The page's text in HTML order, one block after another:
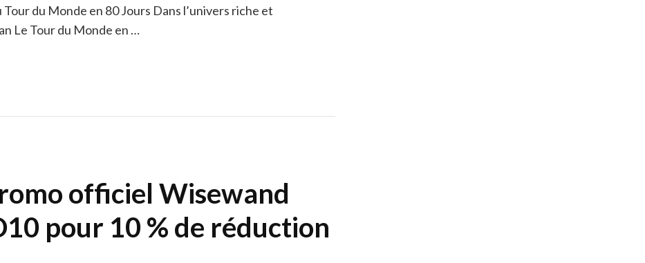
du Monde en 80 Jours Dans l’univers riche et
Le Tour du Monde en …
officiel Wisewand
pour 10 % de réduction